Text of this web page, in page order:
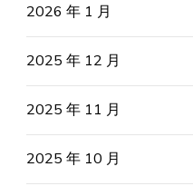
2026 年 1 月
2025 年 12 月
2025 年 11 月
2025 年 10 月